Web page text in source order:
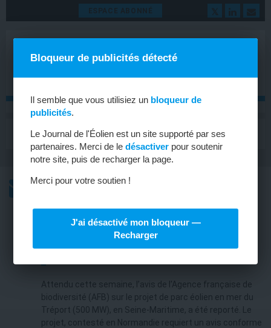
ESPACE ABONNÉ
MENU
L’ACTU
OFFSHORE
L’avis de l’AFB sur le projet du
Attendu cette semaine, l’avis de l'Agence française de
biodiversité (AFB) sur le projet de parc éolien en mer du
Tréport (500 MW), en Seine-Maritime, a été reporté. Le
projet, contesté en Normandie requiert un avis conforme
Bloqueur de publicités détecté
Il semble que vous utilisiez un bloqueur de
publicités.
Le Journal de l'Éolien est un site supporté par ses
partenaires. Merci de ledésactiver pour soutenir
notre site, puis de recharger la page.
Merci pour votre soutien !
J'ai désactivé mon bloqueur —
Recharger